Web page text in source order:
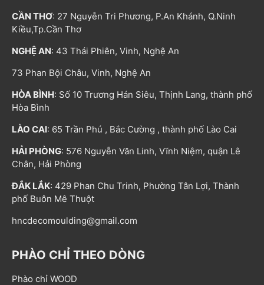
CẦN THƠ: 27 Nguyễn Tri Phương, P.An Khánh, Q.Ninh
Kiều,Tp.Cần Thơ
NGHỆ AN: 43 Thái Phiên, Vinh, Nghệ An
73 Phan Bội Châu, Vinh, Nghệ An
HÒA BÌNH: Số 10 Trương Hán Siêu, Thịnh Lang, thành phố
Hòa Bình
LÀO CAI: 65 Trần Phú , Bắc Cường , thành phố Lào Cai
HẢI PHÒNG: 576 Nguyễn Văn Linh, Vĩnh Niệm, quận Lê
Chân, Hải Phòng
ĐẮK LẮK: 429 Phan Chu Trinh, Phường Tân Lợi, Thành
phố Buôn Mê Thuột
hncdecomoulding@gmail.com
PHÀO CHỈ THEO DÒNG
Phào chỉ WOOD